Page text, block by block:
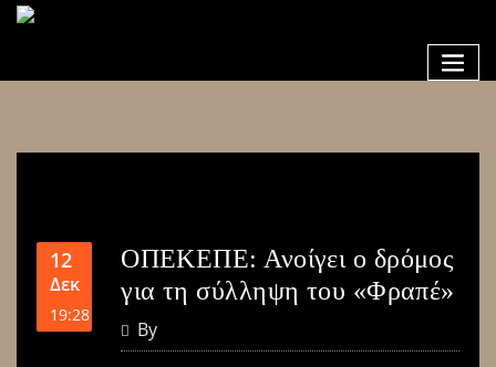
12
Δεκ
19:28
ΟΠΕΚΕΠΕ: Ανοίγει ο δρόμος
για τη σύλληψη του «Φραπέ»
By